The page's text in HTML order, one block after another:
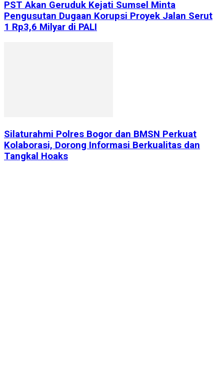
PST Akan Geruduk Kejati Sumsel Minta
Pengusutan Dugaan Korupsi Proyek Jalan Serut
1 Rp3,6 Milyar di PALI
Silaturahmi Polres Bogor dan BMSN Perkuat
Kolaborasi, Dorong Informasi Berkualitas dan
Tangkal Hoaks